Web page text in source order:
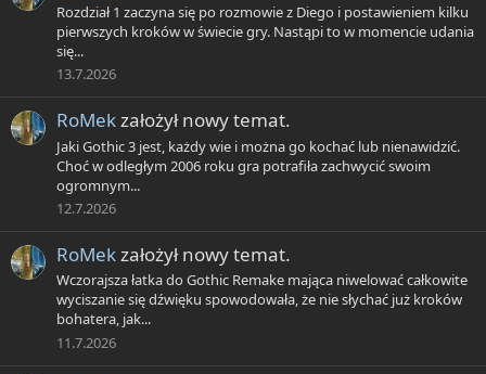
Rozdział 1 zaczyna się po rozmowie z Diego i postawieniem kilku
pierwszych kroków w świecie gry. Nastąpi to w momencie udania
się...
13.7.2026
RoMekzałożył nowy temat.
Jaki Gothic 3 jest, każdy wie i można go kochać lub nienawidzić.
Choć w odległym 2006 roku gra potrafiła zachwycić swoim
ogromnym...
12.7.2026
RoMekzałożył nowy temat.
Wczorajsza łatka do Gothic Remake mająca niwelować całkowite
wyciszanie się dźwięku spowodowała, że nie słychać już kroków
bohatera, jak...
11.7.2026